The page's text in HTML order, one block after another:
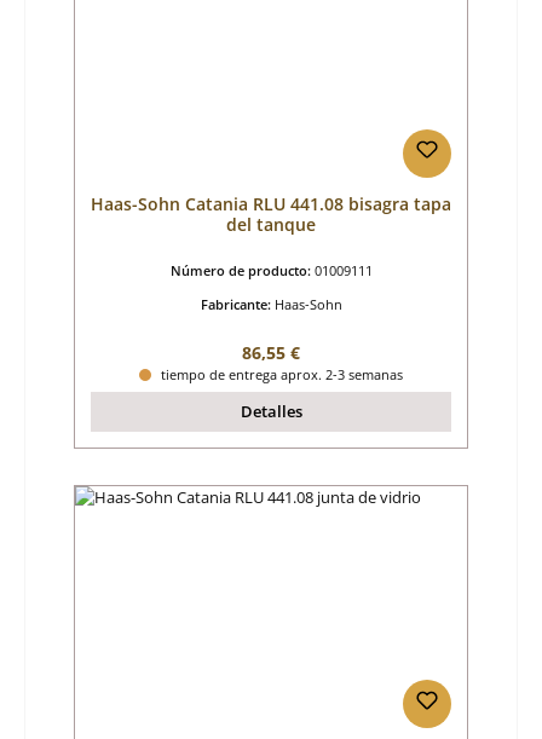
Haas-Sohn Catania RLU 441.08 bisagra tapa
del tanque
Número de producto: 01009111
Fabricante: Haas-Sohn
Precio normal:
86,55 €
tiempo de entrega aprox. 2-3 semanas
Detalles